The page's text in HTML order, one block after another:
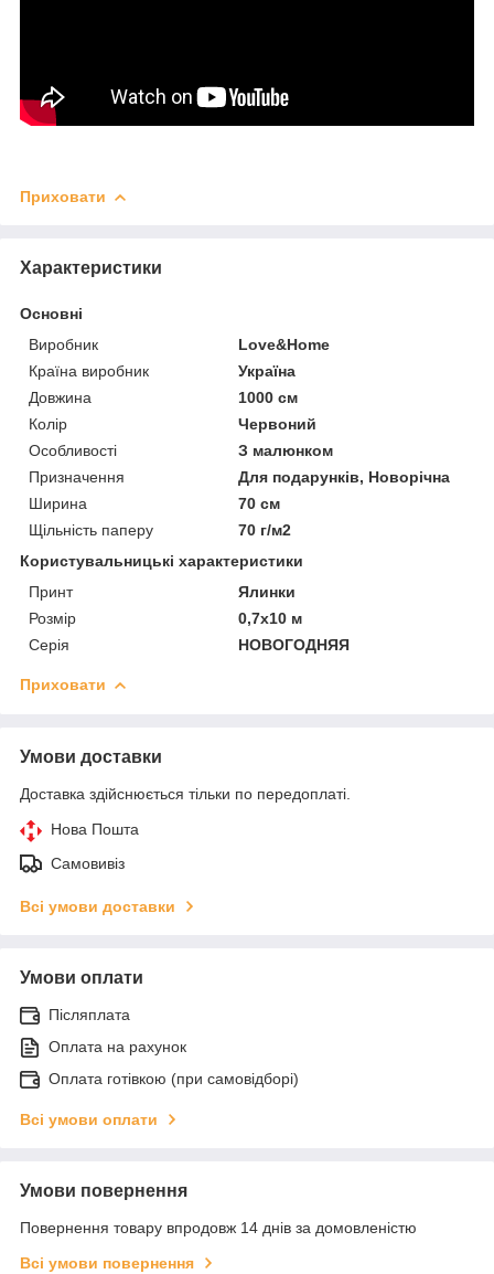
Приховати
Характеристики
Основні
Виробник
Love&Home
Країна виробник
Україна
Довжина
1000 см
Колір
Червоний
Особливості
З малюнком
Призначення
Для подарунків, Новорічна
Ширина
70 см
Щільність паперу
70 г/м2
Користувальницькі характеристики
Принт
Ялинки
Розмір
0,7х10 м
Серія
НОВОГОДНЯЯ
Приховати
Умови доставки
Доставка здійснюється тільки по передоплаті.
Нова Пошта
Самовивіз
Всі умови доставки
Умови оплати
Післяплата
Оплата на рахунок
Оплата готівкою (при самовідборі)
Всі умови оплати
Умови повернення
Повернення товару впродовж 14 днів за домовленістю
Всі умови повернення